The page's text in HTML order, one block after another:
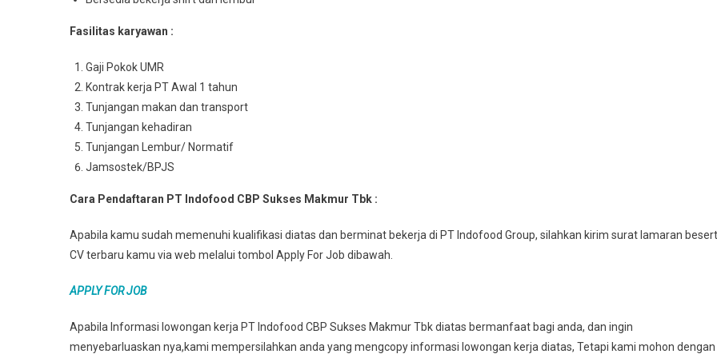
Fasilitas karyawan :
Gaji Pokok UMR
Kontrak kerja PT Awal 1 tahun
Tunjangan makan dan transport
Tunjangan kehadiran
Tunjangan Lembur/ Normatif
Jamsostek/BPJS
Cara Pendaftaran PT Indofood CBP Sukses Makmur Tbk :
Apabila kamu sudah memenuhi kualifikasi diatas dan berminat bekerja di PT Indofood Group, silahkan kirim surat lamaran
CV terbaru kamu via web melalui tombol Apply For Job dibawah.
APPLY FOR JOB
Apabila Informasi lowongan kerja PT Indofood CBP Sukses Makmur Tbk diatas bermanfaat bagi anda, dan ingin
menyebarluaskan nya,kami mempersilahkan anda yang mengcopy informasi lowongan kerja diatas, Tetapi kami mohon dengan